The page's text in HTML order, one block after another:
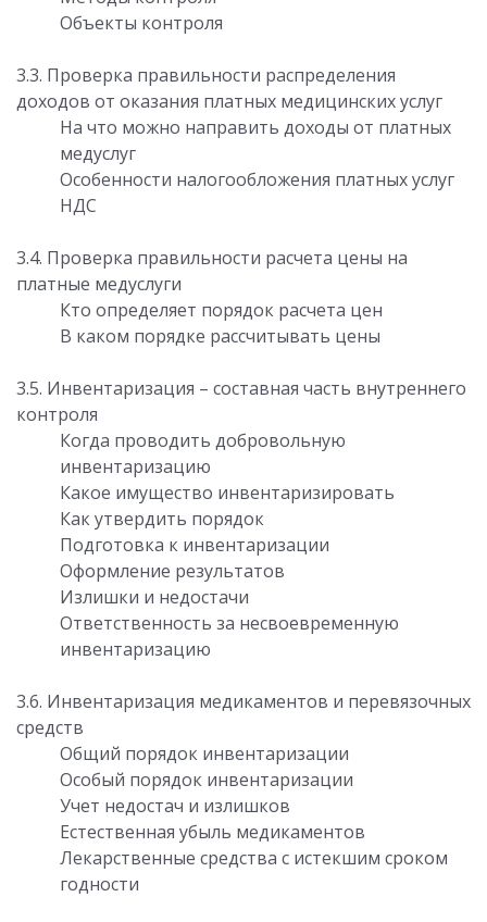
Объекты контроля
3.3. Проверка правильности распределения
доходов от оказания платных медицинских услуг
На что можно направить доходы от платных
медуслуг
Особенности налогообложения платных услуг
НДС
3.4. Проверка правильности расчета цены на
платные медуслуги
Кто определяет порядок расчета цен
В каком порядке рассчитывать цены
3.5. Инвентаризация – составная часть внутреннего
контроля
Когда проводить добровольную
инвентаризацию
Какое имущество инвентаризировать
Как утвердить порядок
Подготовка к инвентаризации
Оформление результатов
Излишки и недостачи
Ответственность за несвоевременную
инвентаризацию
3.6. Инвентаризация медикаментов и перевязочных
средств
Общий порядок инвентаризации
Особый порядок инвентаризации
Учет недостач и излишков
Естественная убыль медикаментов
Лекарственные средства с истекшим сроком
годности